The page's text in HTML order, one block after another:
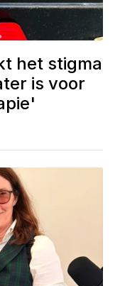
het stigma
is voor